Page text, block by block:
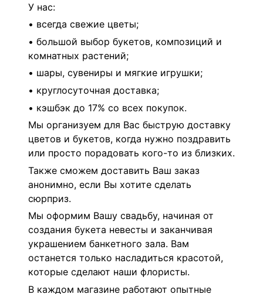
У нас:
• всегда свежие цветы;
• большой выбор букетов, композиций и
комнатных растений;
• шары, сувениры и мягкие игрушки;
• круглосуточная доставка;
• кэшбэк до 17% со всех покупок.
Мы организуем для Вас быструю доставку
цветов и букетов, когда нужно поздравить
или просто порадовать кого-то из близких.
Также сможем доставить Ваш заказ
анонимно, если Вы хотите сделать
сюрприз.
Мы оформим Вашу свадьбу, начиная от
создания букета невесты и заканчивая
украшением банкетного зала. Вам
останется только насладиться красотой,
которые сделают наши флористы.
В каждом магазине работают опытные